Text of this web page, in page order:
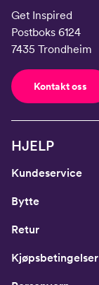
Get Inspired
Postboks 6124
7435 Trondheim
Kontakt oss
HJELP
Kundeservice
Bytte
Retur
Kjøpsbetingelser